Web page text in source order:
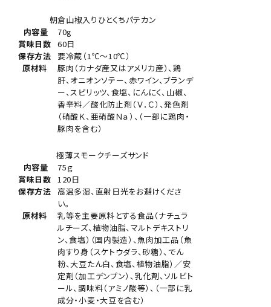
朝倉山椒入りひとくちパテカン
内容量
70g
賞味日数 60日
保存方法
要冷蔵（1℃～10℃）
原材料
豚肉（カナダ産又はアメリカ産）、鶏
肝、オニオンソテー、赤ワイン、ブランデ
ー、スピリッツ、食塩、にんにく、山椒、
香辛料／酸化防止剤（Ｖ．Ｃ）、発色剤
（硝酸Ｋ、亜硝酸Ｎａ）、（一部に鶏肉・
豚肉を含む）
極薄スモークチーズサンド
内容量
75ｇ
賞味日数 120日
保存方法
高温多湿、直射日光をお避けくださ
い。
原材料
乳等を主要原料とする食品（ナチュラ
ルチーズ、植物油脂、マルトデキストリ
ン、食塩）（国内製造）、魚肉加工品（魚
肉すり身（スケトウダラ、砂糖）、でん
粉、大豆たん白、食塩、植物油脂）／安
定剤（加工デンプン）、乳化剤、ソルビト
ール、調味料（アミノ酸等）、（一部に乳
成分・小麦・大豆を含む）